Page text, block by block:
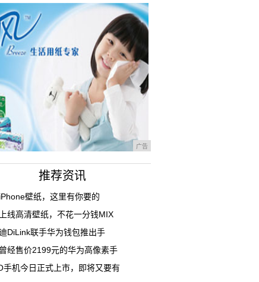
广告
推荐资讯
壁纸，这里有你要的
线高清壁纸，不花一分钱MIX
DiLink联手华为钱包推出手
经售价2199元的华为高像素手
手机今日正式上市，即将又要有